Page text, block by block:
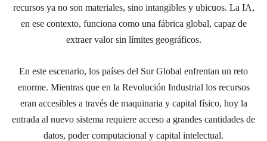
recursos ya no son materiales, sino intangibles y ubicuos. La IA,
en ese contexto, funciona como una fábrica global, capaz de
extraer valor sin límites geográficos.
En este escenario, los países del Sur Global enfrentan un reto
enorme. Mientras que en la Revolución Industrial los recursos
eran accesibles a través de maquinaria y capital físico, hoy la
entrada al nuevo sistema requiere acceso a grandes cantidades de
datos, poder computacional y capital intelectual.